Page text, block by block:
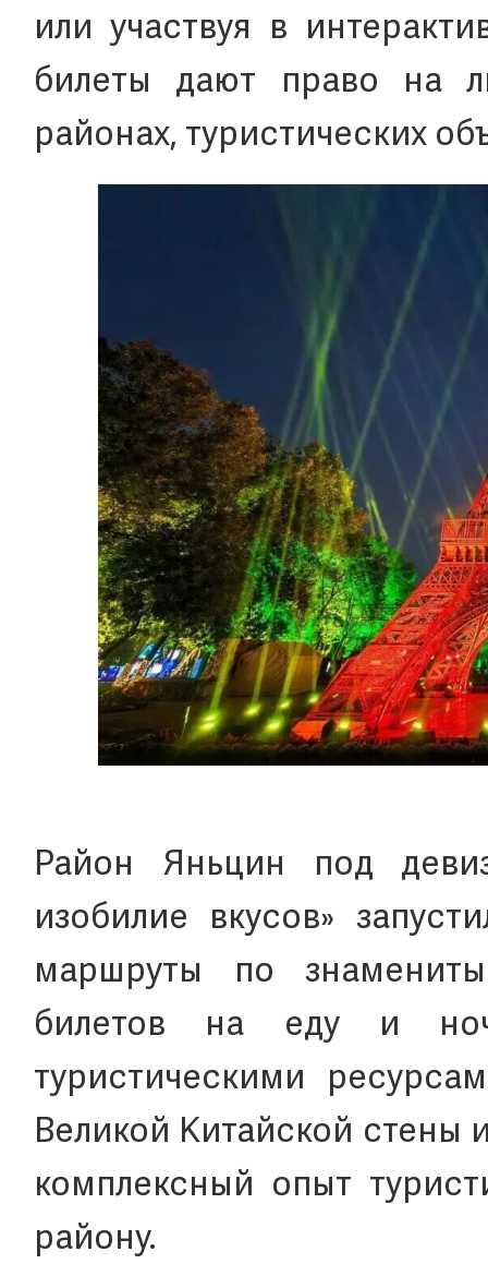
или участвуя в
билеты дают право на
районах, туристических
Район Яньцин под
изобилие вкусов»
маршруты по
билетов на еду и
туристическими
Великой Китайской стены
комплексный опыт
району.